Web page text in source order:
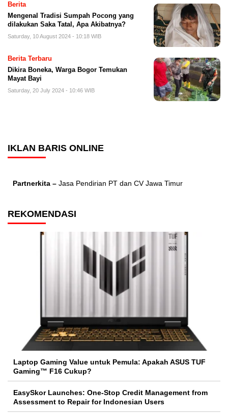
Berita
Mengenal Tradisi Sumpah Pocong yang
dilakukan Saka Tatal, Apa Akibatnya?
Saturday, 10 August 2024 - 10:18 WIB
Berita Terbaru
Dikira Boneka, Warga Bogor Temukan
Mayat Bayi
Saturday, 20 July 2024 - 10:46 WIB
IKLAN BARIS ONLINE
Partnerkita – Jasa Pendirian PT dan CV Jawa Timur
REKOMENDASI
Laptop Gaming Value untuk Pemula: Apakah ASUS TUF
Gaming™ F16 Cukup?
EasySkor Launches: One-Stop Credit Management from
Assessment to Repair for Indonesian Users